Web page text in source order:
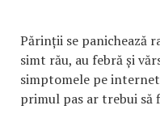
Părinții se panichează
simt rău, au febră și
simptomele pe
primul pas ar trebui să